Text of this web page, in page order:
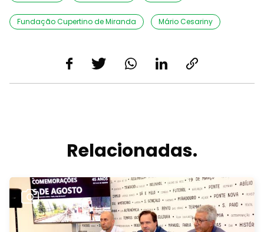
Fundação Cupertino de Miranda Mário Cesariny
Relacionadas.